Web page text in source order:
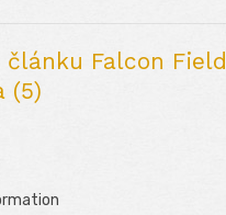
článku Falcon Field
(5)